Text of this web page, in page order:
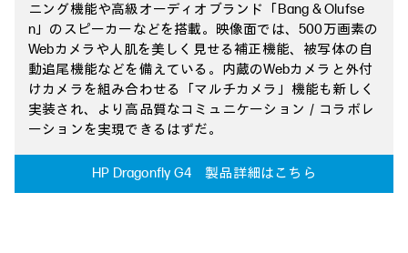
ニング機能や高級オーディオブランド「Bang & Olufse
n」のスピーカーなどを搭載。映像面では、500万画素の
Webカメラや人肌を美しく見せる補正機能、被写体の自
動追尾機能などを備えている。内蔵のWebカメラと外付
けカメラを組み合わせる「マルチカメラ」機能も新しく
実装され、より高品質なコミュニケーション／コラボレ
ーションを実現できるはずだ。
HP Dragonfly G4 製品詳細はこちら